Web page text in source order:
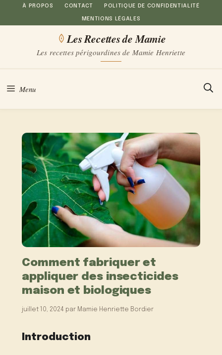
Aller
au
À PROPOS CONTACT POLITIQUE DE CONFIDENTIALITÉ
MENTIONS LÉGALES
Les Recettes de Mamie
Les recettes périgourdines de Mamie Henriette
Menu
Comment fabriquer et
appliquer des insecticides
maison et biologiques
juillet 10, 2024 par Mamie Henriette Bordier
Introduction